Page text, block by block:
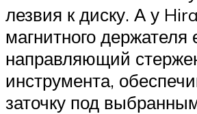
лезвия к диску. А у
магнитного держателя
направляющий
инструмента,
заточку под